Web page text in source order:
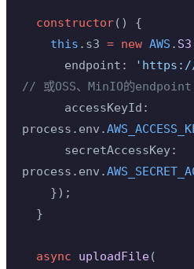
  constructor
() {
    this
.s3 = new AWS . S3
      endpoint:
'https://
// 或OSS、MinIO的endpoint
process.env.
process.env.
    });
  }
  async
uploadFile(